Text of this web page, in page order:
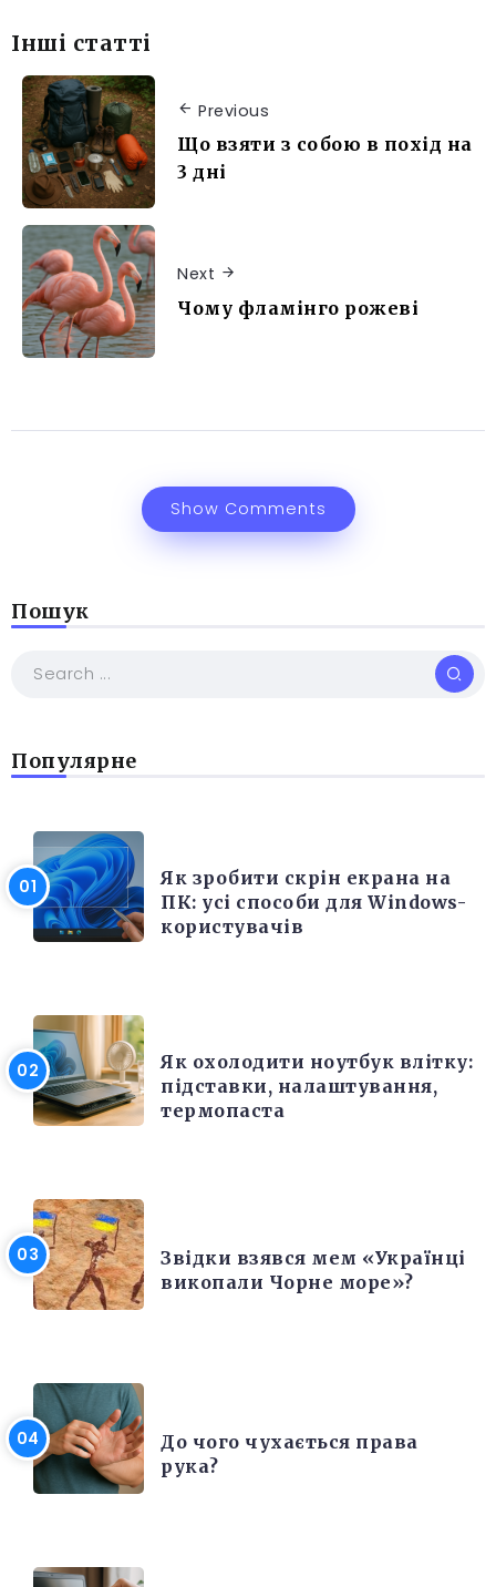
Інші статті
Previous
Що взяти з собою в похід на
3 дні
Next
Чому фламінго рожеві
Show Comments
Пошук
Популярне
Як зробити скрін екрана на
ПК: усі способи для Windows-
користувачів
Як охолодити ноутбук влітку:
підставки, налаштування,
термопаста
Звідки взявся мем «Українці
викопали Чорне море»?
До чого чухається права
рука?